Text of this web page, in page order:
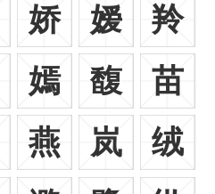
娇 嫒
羚
嫣 馥
苗
燕 岚
绒